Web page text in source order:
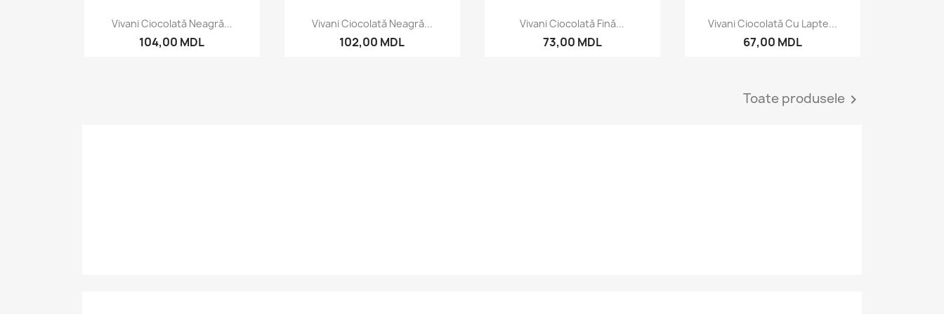
Vizualizare rapida
Vivani Ciocolată Neagră...
104,00 MDL
Vizualizare rapida
Vivani Ciocolată Neagră...
102,00 MDL
Vizualizare rapida
Vivani Ciocolată Fină...
73,00 MDL
Vizualizare rapida
Vivani Ciocolată Cu Lapte...
67,00 MDL
Toate produsele 